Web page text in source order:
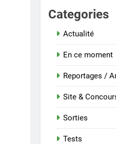
Categories
Actualité
En ce moment
Reportages /
Site &
Sorties
Tests